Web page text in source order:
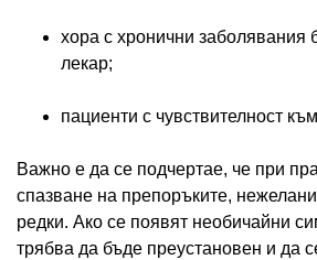
хора с хронични заболявания
лекар;
пациенти с чувствителност
Важно е да се подчертае, че при
спазване на препоръките,
редки. Ако се появят необичайни
трябва да бъде преустановен и да